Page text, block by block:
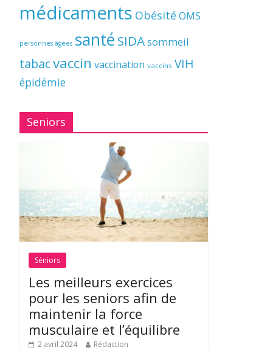
médicaments Obésité OMS
personnes âgées santé SIDAsommeil
tabacvaccin vaccination vaccins VIH
épidémie
Seniors
Séniors
Les meilleurs exercices
pour les seniors afin de
maintenir la force
musculaire et l’équilibre
2 avril 2024 Rédaction